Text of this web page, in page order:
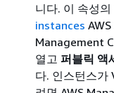
니다. 이 속성
instances
Management
열고 퍼블릭 액
다. 인스턴스가